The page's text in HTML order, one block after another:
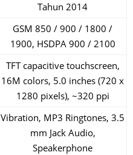
Tahun 2014
GSM 850 / 900 / 1800 /
1900, HSDPA 900 / 2100
TFT capacitive touchscreen,
16M colors, 5.0 inches (720 x
1280 pixels), ~320 ppi
Vibration, MP3 Ringtones, 3.5
mm Jack Audio,
Speakerphone